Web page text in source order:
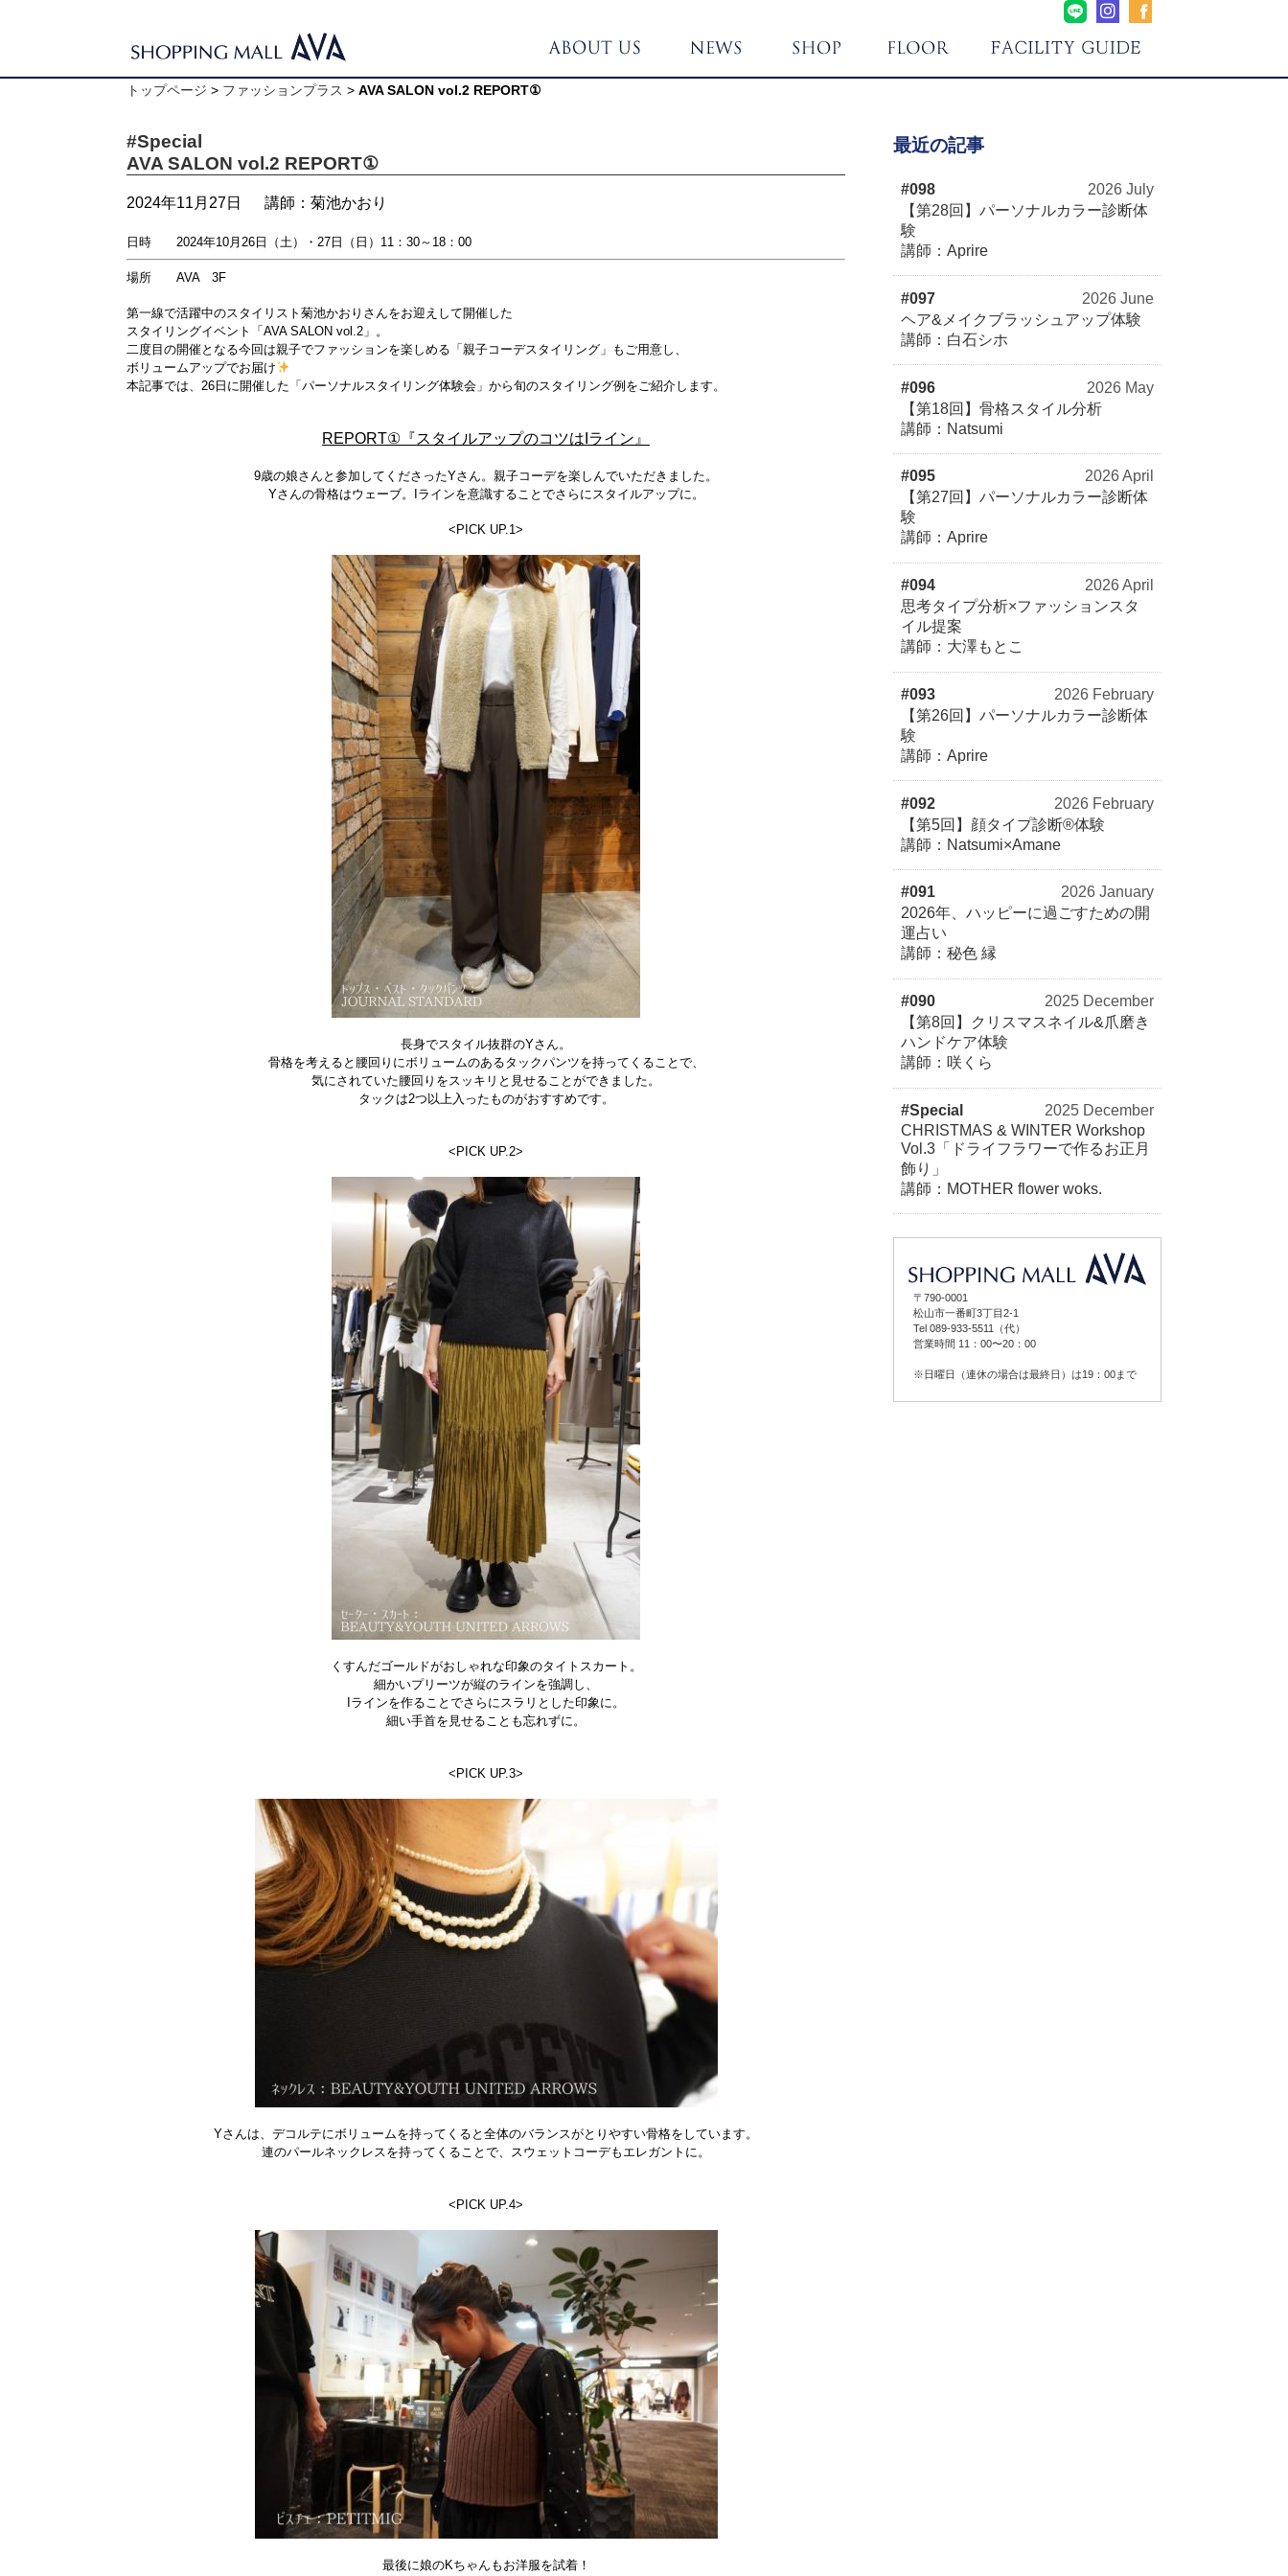
トップページ > ファッションプラス > AVA SALON vol.2 REPORT①
#Special
AVA SALON vol.2 REPORT①
2024年11月27日 講師：菊池かおり
日時 2024年10月26日（土）・27日（日）11：30～18：00
場所 AVA 3F
第一線で活躍中のスタイリスト菊池かおりさんをお迎えして開催した
スタイリングイベント「AVA SALON vol.2」。
二度目の開催となる今回は親子でファッションを楽しめる「親子コーデスタイリング」もご用意し、
ボリュームアップでお届け
本記事では、26日に開催した「パーソナルスタイリング体験会」から旬のスタイリング例をご紹介します。
REPORT① 『スタイルアップのコツはIライン』
9歳の娘さんと参加してくださったYさん。 親子コーデを楽しんでいただきました。
Yさんの骨格はウェーブ。
Iラインを意識することでさらにスタイルアップに。
<PICK UP.1>
長身でスタイル抜群のYさん。
骨格を考えると腰回りにボリュームのあるタックパンツを持ってくることで、
気にされていた腰回りをスッキリと見せることができました。
タックは2つ以上入ったものがおすすめです。
<PICK UP.2>
くすんだゴールドがおしゃれな印象のタイトスカート。
細かいプリーツが縦のラインを強調し、
Iラインを作ることでさらにスラリとした印象に。
細い手首を見せることも忘れずに。
<PICK UP.3>
Yさんは、デコルテにボリュームを持ってくると全体のバランスがとりやすい骨格をしています。
連のパールネックレスを持ってくることで、スウェットコーデもエレガントに。
<PICK UP.4>
最後に娘のKちゃんもお洋服を試着！
最近の記事
#098
2026 July
【第28回】パーソナルカラー診断体
験
講師：Aprire
#097
2026 June
ヘア&メイクブラッシュアップ体験
講師：白石シホ
#096
2026 May
【第18回】骨格スタイル分析
講師：Natsumi
#095
2026 April
【第27回】パーソナルカラー診断体
験
講師：Aprire
#094
2026 April
思考タイプ分析×ファッションスタ
イル提案
講師：大澤もとこ
#093
2026 February
【第26回】パーソナルカラー診断体
験
講師：Aprire
#092
2026 February
【第5回】顔タイプ診断®体験
講師：Natsumi×Amane
#091
2026 January
2026年、ハッピーに過ごすための開
運占い
講師：秘色 縁
#090
2025 December
【第8回】クリスマスネイル&爪磨き
ハンドケア体験
講師：咲くら
#Special
2025 December
CHRISTMAS & WINTER Workshop
Vol.3「ドライフラワーで作るお正月
飾り」
講師：MOTHER flower woks.
〒790-0001
松山市一番町3丁目2-1
Tel 089-933-5511（代）
営業時間 11：00〜20：00
※日曜日（連休の場合は最終日）は19：00まで